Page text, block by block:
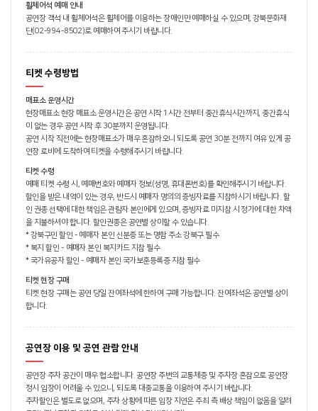
휠체어석 예매 안내
공연장 객석 내 휠체어석은 휠체어를 이용하는 장애인만 예매하실 수 있으며, 강북문화재
단(02-994-8502)로 예매하여 주시기 바랍니다.
티켓 수령방법
매표소 운영시간
현장매표소 현장 매표소 운영시간은 공연 시작 1시간 전부터 중간휴식시간까지, 중간휴식
이 없는 경우 공연 시작 후 30분까지 운영됩니다.
공연 시작 직전에는 현장매표소가 매우 혼잡하오니 되도록 공연 30분 전까지 여유 있게 공
연장 로비에 도착하여 티켓을 수령해주시기 바랍니다.
티켓 수령
예매 티켓 수령 시, 예매번호와 예매자 정보(성명, 휴대폰번호)를 확인해주시기 바랍니다.
할인을 받은 내역이 있는 경우, 반드시 예매자 명의의 증빙자료를 지참하시기 바랍니다. 할
인 권종 선택에 대한 책임은 관람자 본인에게 있으며, 증빙자료 미지참 시 정가에 대한 차액
을 지불하셔야 합니다. 할인권종은 공연별 상이할 수 있습니다.
* 강북구민 할인 - 예매자 본인 신분증 또는 명함 주소 강북구 필수
* 복지 할인 - 예매자 본인 복지카드 지참 필수
* 국가유공자 할인 - 예매자 본인 국가보훈등록증 지참 필수
티켓 현장 구매
티켓 현장 구매는 공연 당일 잔여좌석에 한하여 구매 가능합니다. 잔여좌석은 공연별 상이
합니다.
공연장 이용 및 공연 관람 안내
공연장 주차 공간이 매우 협소합니다. 공연장 주변의 교통체증 및 주차장 혼잡으로 공연장
정시 입장이 어려울 수 있으니, 되도록 대중교통을 이용하여 주시기 바랍니다.
주차할인은 별도로 없으며, 주차 상황에 따른 입장 지연은 주최 측 배상 책임이 없음을 알려